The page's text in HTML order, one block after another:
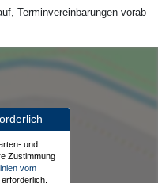
Terminvereinbarungen vorab
und
Zustimmung
vom
erforderlich.